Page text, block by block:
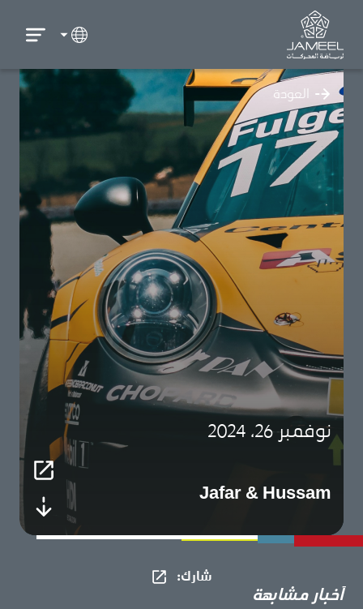
العودة
نوفمبر 26، 2024
Jafar & Hussam
شارك​:
أخبار مشابهة